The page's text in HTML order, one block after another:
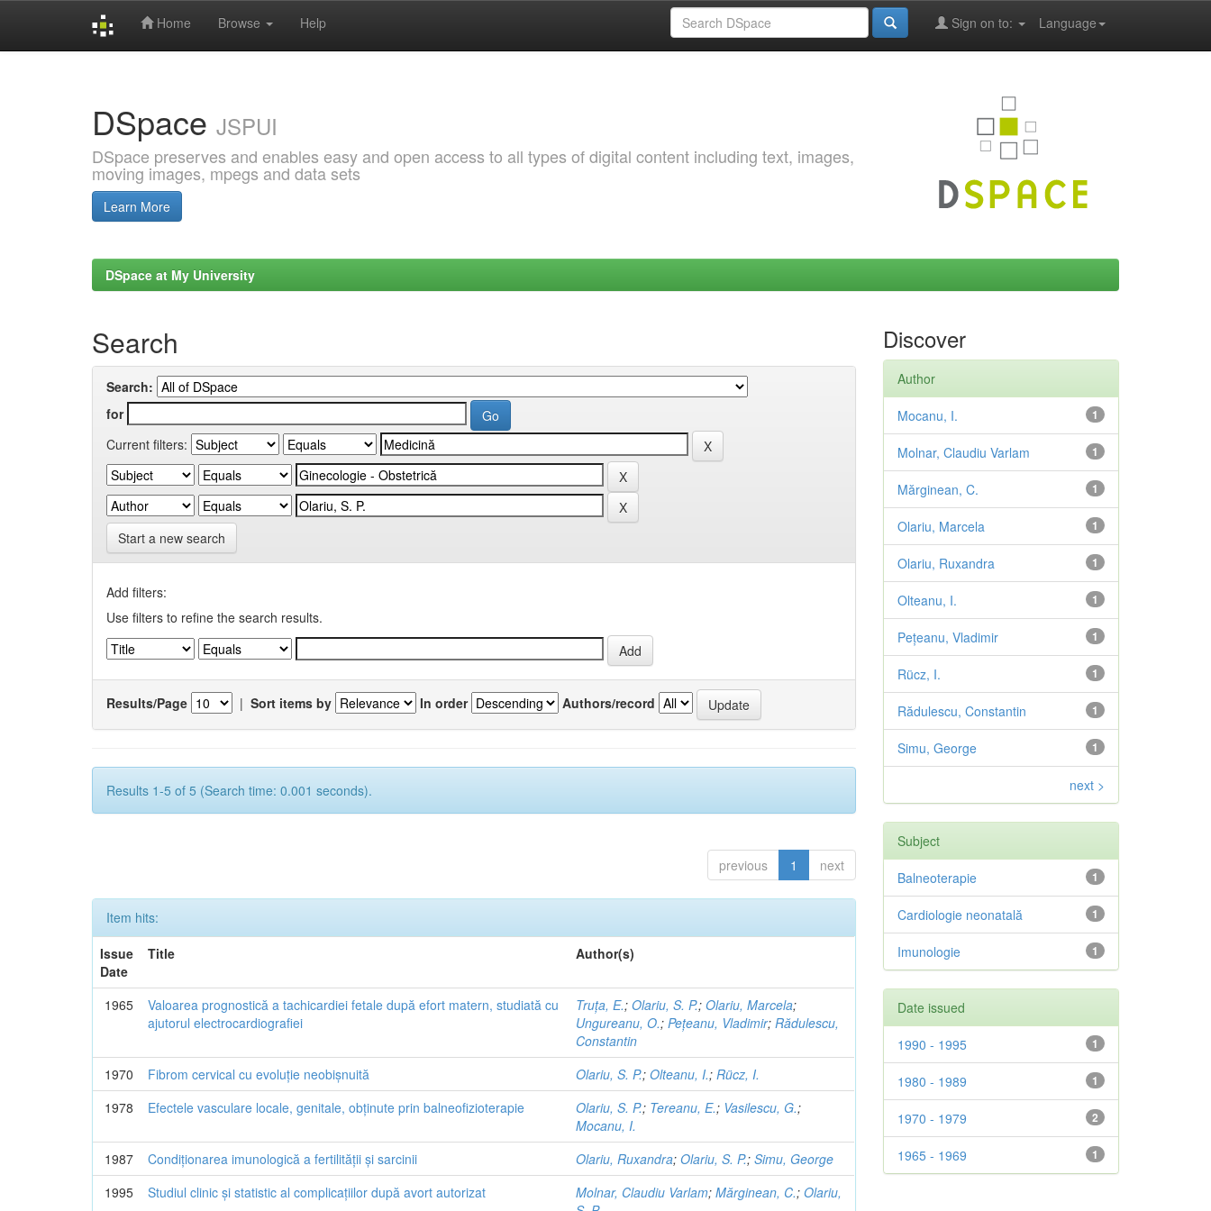
Home Browse Help Language
Sign on to:
DSpace JSPUI
DSpace preserves and enables easy and open access to all types of digital content including text, images,
moving images, mpegs and data sets
Learn More
DSpace at My University
Search
Search:
for
Current filters:
Start a new search
Add filters:
Use filters to refine the search results.
Results/Page | Sort items by In order Authors/record
Results 1-5 of 5 (Search time: 0.001 seconds).
previous 1 next
Item hits:
Issue
Date
Title Author(s)
1965
Valoarea prognostică a tachicardiei fetale după efort matern, studiată cu
ajutorul electrocardiografiei
Truța, E.;Olariu, S. P.;Olariu, Marcela;
Ungureanu, O.;Pețeanu, Vladimir;Rădulescu,
Constantin
1970
Fibrom cervical cu evoluție neobișnuită Olariu, S. P.;Olteanu, I.;Rücz, I.
1978
Efectele vasculare locale, genitale, obținute prin balneofizioterapie Olariu, S. P.; Tereanu, E.; Vasilescu, G.;
Mocanu, I.
1987
Condiționarea imunologică a fertilității și sarcinii Olariu, Ruxandra;Olariu, S. P.;Simu, George
1995
Studiul clinic și statistic al complicațiilor după avort autorizat Molnar, Claudiu Varlam;Mărginean, C.;Olariu,
Discover
Author
1
Mocanu, I.
1
Molnar, Claudiu Varlam
1
Mărginean, C.
1
Olariu, Marcela
1
Olariu, Ruxandra
1
Olteanu, I.
1
Pețeanu, Vladimir
1
Rücz, I.
1
Rădulescu, Constantin
1
Simu, George
next >
Subject
1
Balneoterapie
1
Cardiologie neonatală
1
Imunologie
Date issued
1
1990 - 1995
1
1980 - 1989
2
1970 - 1979
1
1965 - 1969